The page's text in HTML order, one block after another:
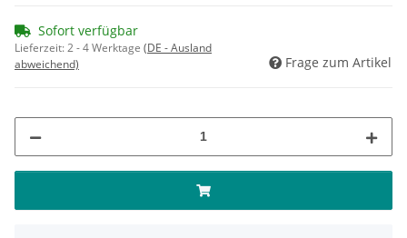
Sofort verfügbar
Lieferzeit:2 - 4 Werktage (DE - Ausland
abweichend)
Frage zum Artikel